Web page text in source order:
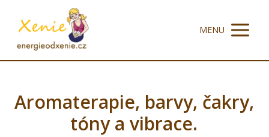
MENU
Aromaterapie, barvy, čakry,
tóny a vibrace.